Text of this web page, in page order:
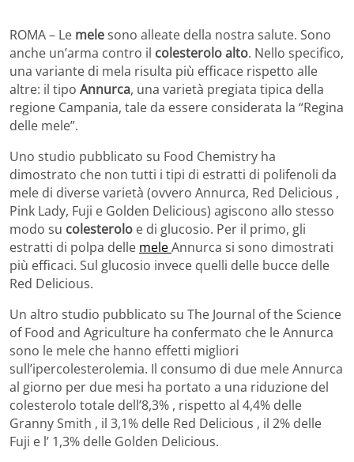
ROMA – Le melesono alleate della nostra salute. Sono
anche un’arma contro il colesterolo alto. Nello specifico,
una variante di mela risulta più efficace rispetto alle
altre: il tipo Annurca, una varietà pregiata tipica della
regione Campania, tale da essere considerata la “Regina
delle mele”.
Uno studio pubblicato su Food Chemistry ha
dimostrato che non tutti i tipi di estratti di polifenoli da
mele di diverse varietà (ovvero Annurca, Red Delicious ,
Pink Lady, Fuji e Golden Delicious) agiscono allo stesso
modo su colesterolo e di glucosio. Per il primo, gli
estratti di polpa delle meleAnnurca si sono dimostrati
più efficaci. Sul glucosio invece quelli delle bucce delle
Red Delicious.
Un altro studio pubblicato su The Journal of the Science
of Food and Agriculture ha confermato che le Annurca
sono le mele che hanno effetti migliori
sull’ipercolesterolemia. Il consumo di due mele Annurca
al giorno per due mesi ha portato a una riduzione del
colesterolo totale dell’8,3% , rispetto al 4,4% delle
Granny Smith , il 3,1% delle Red Delicious , il 2% delle
Fuji e l’ 1,3% delle Golden Delicious.